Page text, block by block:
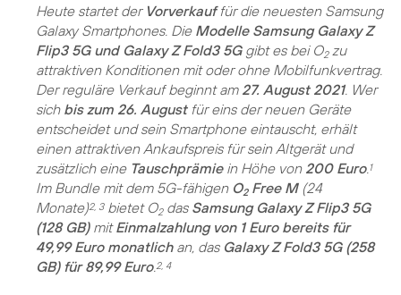
Heute startet der Vorverkauffür die neuesten Samsung
Galaxy Smartphones. Die Modelle Samsung Galaxy Z
Flip3 5G und Galaxy Z Fold3 5Ggibt es bei O2zu
attraktiven Konditionen mit oder ohne Mobilfunkvertrag.
Der reguläre Verkauf beginnt am 27. August 2021. Wer
sich bis zum 26. Augustfür eins der neuen Geräte
entscheidet und sein Smartphone eintauscht, erhält
einen attraktiven Ankaufspreis für sein Altgerät und
zusätzlich eine Tauschprämiein Höhe von 200 Euro. 1
Im Bundle mit dem 5G-fähigen O2Free M(24
Monate)2, 3bietet O2das Samsung Galaxy Z Flip3 5G
(128 GB)mitEinmalzahlung von 1 Euro bereits für
49,99 Euro monatlichan, das Galaxy Z Fold3 5G (258
GB) für 89,99 Euro. 2, 4